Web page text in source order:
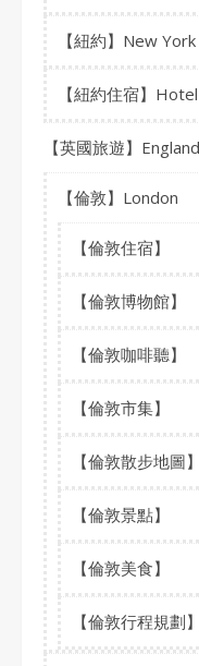
【紐約】New York
【紐約住宿】
【英國旅遊】England
【倫敦】London
【倫敦住宿】
【倫敦博物館】
【倫敦咖啡聽】
【倫敦市集】
【倫敦散步地圖】
【倫敦景點】
【倫敦美食】
【倫敦行程規劃】